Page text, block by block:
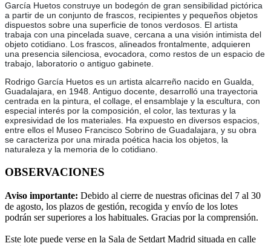
García Huetos construye un bodegón de gran sensibilidad pictórica
a partir de un conjunto de frascos, recipientes y pequeños objetos
dispuestos sobre una superficie de tonos verdosos. El artista
trabaja con una pincelada suave, cercana a una visión intimista del
objeto cotidiano. Los frascos, alineados frontalmente, adquieren
una presencia silenciosa, evocadora, como restos de un espacio de
trabajo, laboratorio o antiguo gabinete.
Rodrigo García Huetos es un artista alcarreño nacido en Gualda,
Guadalajara, en 1948. Antiguo docente, desarrolló una trayectoria
centrada en la pintura, el collage, el ensamblaje y la escultura, con
especial interés por la composición, el color, las texturas y la
expresividad de los materiales. Ha expuesto en diversos espacios,
entre ellos el Museo Francisco Sobrino de Guadalajara, y su obra
se caracteriza por una mirada poética hacia los objetos, la
naturaleza y la memoria de lo cotidiano.
OBSERVACIONES
Aviso importante: Debido al cierre de nuestras oficinas del 7 al 30
de agosto, los plazos de gestión, recogida y envío de los lotes
podrán ser superiores a los habituales. Gracias por la comprensión.
Este lote puede verse en la Sala de Setdart Madrid situada en calle